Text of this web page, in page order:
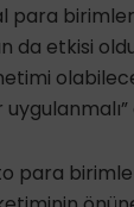
birimleri
da etkisi
para